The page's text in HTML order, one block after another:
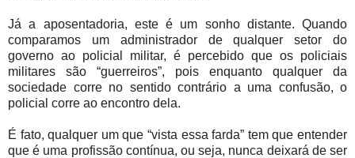
Já a aposentadoria, este é um sonho distante. Quando
comparamos um administrador de qualquer setor do
governo ao policial militar, é percebido que os policiais
militares são “guerreiros”, pois enquanto qualquer da
sociedade corre no sentido contrário a uma confusão, o
policial corre ao encontro dela.
É fato, qualquer um que “vista essa farda” tem que entender
que é uma profissão contínua, ou seja, nunca deixará de ser